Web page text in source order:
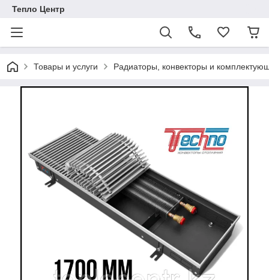
Тепло Центр
Товары и услуги Радиаторы, конвекторы и